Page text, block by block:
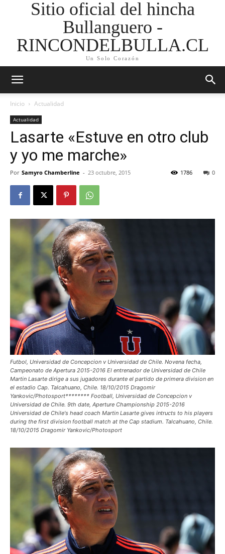
Sitio oficial del hincha
Bullanguero -
RINCONDELBULLA.CL
Un Solo Corazón
Inicio Actualidad
Actualidad
Lasarte «Estuve en otro club
y yo me marche»
Por Samyro Chamberline - 23 octubre, 2015 0
1786
Futbol, Universidad de Concepcion v Universidad de Chile. Novena fecha,
Campeonato de Apertura 2015-2016 El entrenador de Universidad de Chile
Martin Lasarte dirige a sus jugadores durante el partido de primera division en
el estadio Cap. Talcahuano, Chile. 18/10/2015 Dragomir
Yankovic/Photosport******** Football, Universidad de Concepcion v
Universidad de Chile. 9th date, Aperture Championship 2015-2016
Universidad de Chile's head coach Martin Lasarte gives intructs to his players
during the first division football match at the Cap stadium. Talcahuano, Chile.
18/10/2015 Dragomir Yankovic/Photosport